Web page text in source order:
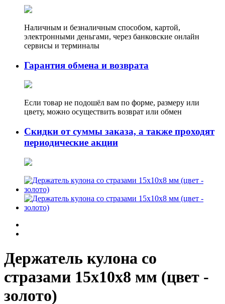
Наличным и безналичным способом, картой,
электронными деньгами, через банковские онлайн
сервисы и терминалы
Гарантия обмена и возврата
Если товар не подошёл вам по форме, размеру или
цвету, можно осуществить возврат или обмен
Скидки от суммы заказа, а также проходят
периодические акции
Держатель кулона со
стразами 15х10х8 мм (цвет -
золото)